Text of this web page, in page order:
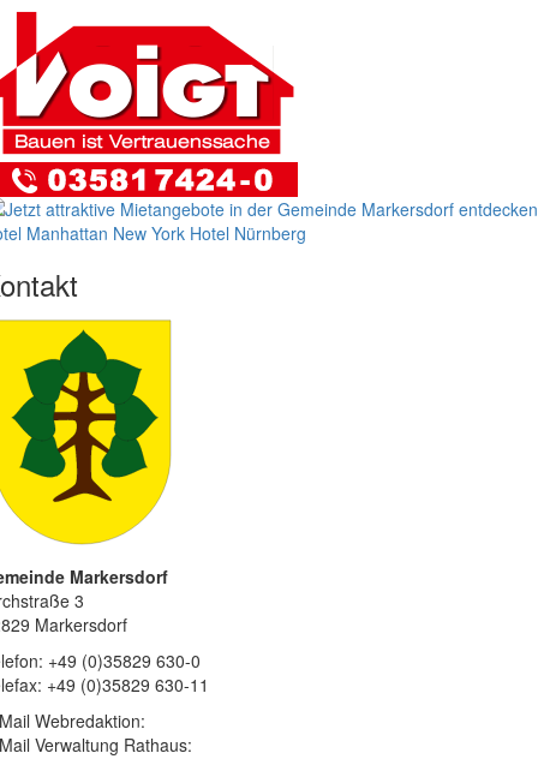
Manhattan New York Hotel Nürnberg
Markersdorf
3
Markersdorf
+49 (0)35829 630-0
+49 (0)35829 630-11
Webredaktion:
Verwaltung Rathaus: